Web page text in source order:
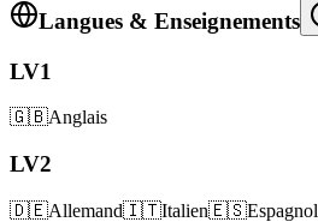
Langues & Enseignements
LV1
🇬🇧Anglais
LV2
🇩🇪Allemand🇮🇹Italien🇪🇸Espagnol